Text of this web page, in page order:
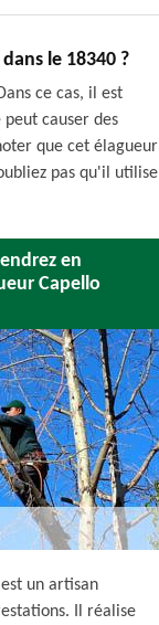
le 18340 ?
ce cas, il est
causer des
que cet élagueur
pas qu'il utilise
en
Capello
un artisan
Il réalise